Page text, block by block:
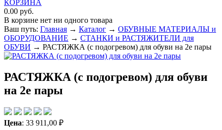
КОРЗИНА
0.00 руб.
В корзине нет ни одного товара
Ваш путь: Главная → Каталог → ОБУВНЫЕ МАТЕРИАЛЫ и
ОБОРУДОВАНИЕ → СТАНКИ и РАСТЯЖИТЕЛИ для
ОБУВИ → РАСТЯЖКА (с подогревом) для обуви на 2е пары
РАСТЯЖКА (с подогревом) для обуви
на 2е пары
Цена: 33 911,00 ₽